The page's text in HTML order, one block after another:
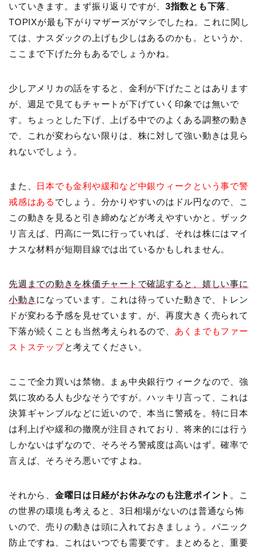
いていきます。まず振り返りですが、 3指数とも下落
TOPIXが最も下がりマザーズがマシでしたね。これに関し
ては、ナスダックの上げも少しはあるのかも。というか、
ここまで下げた分もあるでしょうかね。
少しアメリカの話をすると、金利が下げたことはあります
が、週足で見てもチャートが下げていく印象では無いで
す。ちょっとした下げ、上げる中でのよくある調整の動き
で、これが変わらない限りは、株に対して強い動きは見ら
れないでしょう。
また、
日本でも金利や緩和など中銀ウィークという事で警
戒感はある でしょう。分かりやすいのはドル円なので、こ
この動きを見ると引き締めなどが考えやすいかと。ザック
リ言えば、円高に一気に行っていれば、それは株にはマイ
ナスな材料が短期目線では出ているかもしれません。
先週までの動きを株価チャートで確認すると、嬉しい事に
小動き になっています。これは待っていた動きで、トレン
ドが変わる予感を見せています。が、再度大きく売られて
下落が続くことも当然考えられるので、 あくまでもファー
ストステップと考えてください。
ここで全力買いは禁物。まぁ中央銀行ウィークなので、強
気に攻める人も少なそうですが。ハッキリ言って、これは
決算ギャンブルなどに近いので、本当に警戒を。特に日本
は利上げや緩和の撤廃が注目されており、将来的には行う
しかないはずなので、そろそろ警戒度は高いはず。確率で
言えば、そろそろ悪いですよね。
それから、 金曜日は日経がお休みなのも注意ポイント 。こ
の世界の環境も考えると、3日相場がないのは普通なら怖
いので、売りの動きは頭に入れておきましょう。パニック
防止ですね、これはいつでも需要です。まとめると、重要